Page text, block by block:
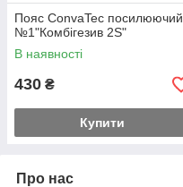
Пояс ConvaTec посилюючий
№1"Комбігезив 2S"
В наявності
430 ₴
Купити
Про нас